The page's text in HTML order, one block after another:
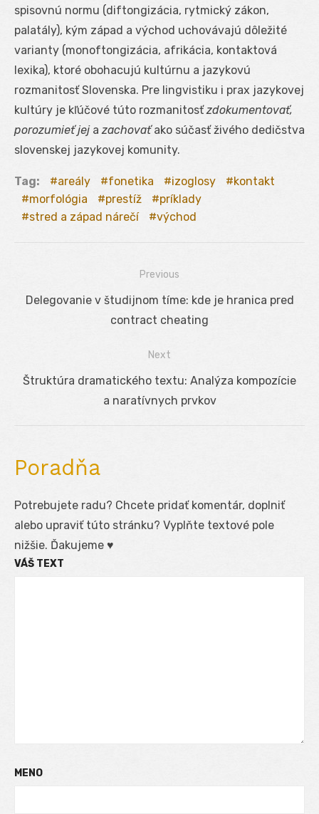
spisovnú normu (diftongizácia, rytmický zákon,
palatály), kým západ a východ uchovávajú dôležité
varianty (monoftongizácia, afrikácia, kontaktová
lexika), ktoré obohacujú kultúrnu a jazykovú
rozmanitosť Slovenska. Pre lingvistiku i prax jazykovej
kultúry je kľúčové túto rozmanitosťzdokumentovať,
porozumieť jejazachovaťako súčasť živého dedičstva
slovenskej jazykovej komunity.
Tag: areály fonetika izoglosy
kontakt
morfológia
prestíž
príklady
stred a západ nárečí
východ
Navigácia
Previous
Previous
Delegovanie v študijnom tíme: kde je hranica pred
contract cheating
Next
Next
Štruktúra dramatického textu: Analýza kompozície
a naratívnych prvkov
Poradňa
Potrebujete radu? Chcete pridať komentár, doplniť
alebo upraviť túto stránku? Vyplňte textové pole
nižšie. Ďakujeme ♥
VÁŠ TEXT
MENO